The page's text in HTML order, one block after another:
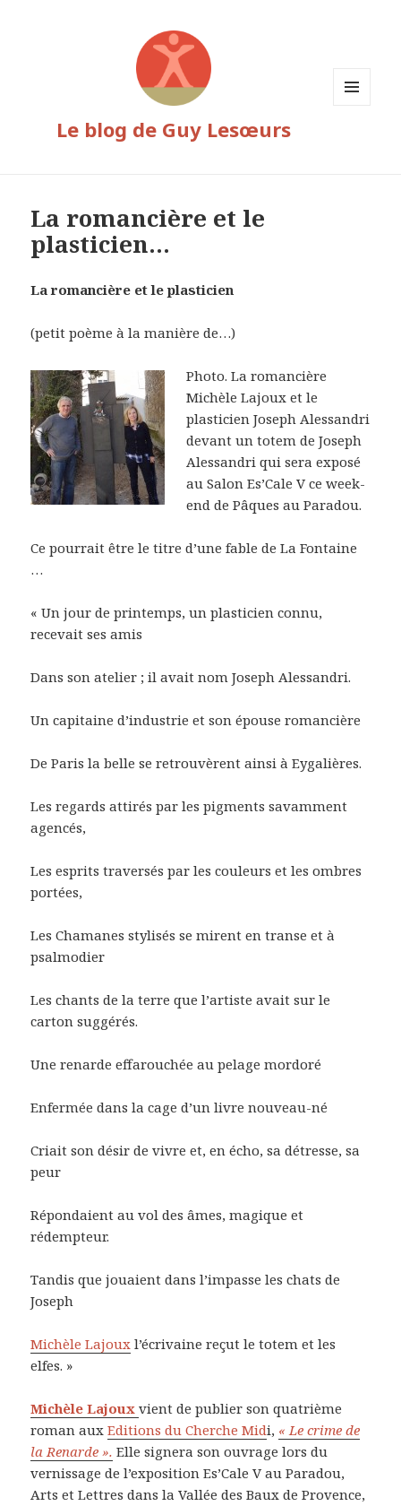
Le blog de Guy Lesœurs
La romancière et le
plasticien…
La romancière et le plasticien
(petit poème à la manière de…)
Photo. La romancière
Michèle Lajoux et le
plasticien Joseph Alessandri
devant un totem de Joseph
Alessandri qui sera exposé
au Salon Es’Cale V ce week-
end de Pâques au Paradou.
Ce pourrait être le titre d’une fable de La Fontaine
…
« Un jour de printemps, un plasticien connu,
recevait ses amis
Dans son atelier ; il avait nom Joseph Alessandri.
Un capitaine d’industrie et son épouse romancière
De Paris la belle se retrouvèrent ainsi à Eygalières.
Les regards attirés par les pigments savamment
agencés,
Les esprits traversés par les couleurs et les ombres
portées,
Les Chamanes stylisés se mirent en transe et à
psalmodier
Les chants de la terre que l’artiste avait sur le
carton suggérés.
Une renarde effarouchée au pelage mordoré
Enfermée dans la cage d’un livre nouveau-né
Criait son désir de vivre et, en écho, sa détresse, sa
peur
Répondaient au vol des âmes, magique et
rédempteur.
Tandis que jouaient dans l’impasse les chats de
Joseph
Michèle Lajoux l’écrivaine reçut le totem et les
elfes. »
Michèle Lajoux vient de publier son quatrième
roman auxEditions du Cherche Midi, « Le crime de
la Renarde ». Elle signera son ouvrage lors du
vernissage de l’exposition Es’Cale V au Paradou,
Arts et Lettres dans la Vallée des Baux de Provence,